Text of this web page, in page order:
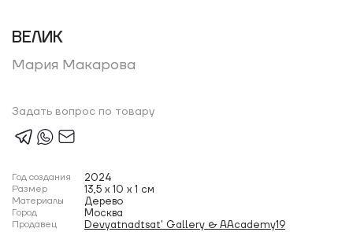
ВЕЛИК
Мария Макарова
Задать вопрос по товару
Год создания 2024
Размер 13,5 x 10 x 1 см
Материалы Дерево
Город Москва
Продавец Devyatnadtsat' Gallery & AAcademy19